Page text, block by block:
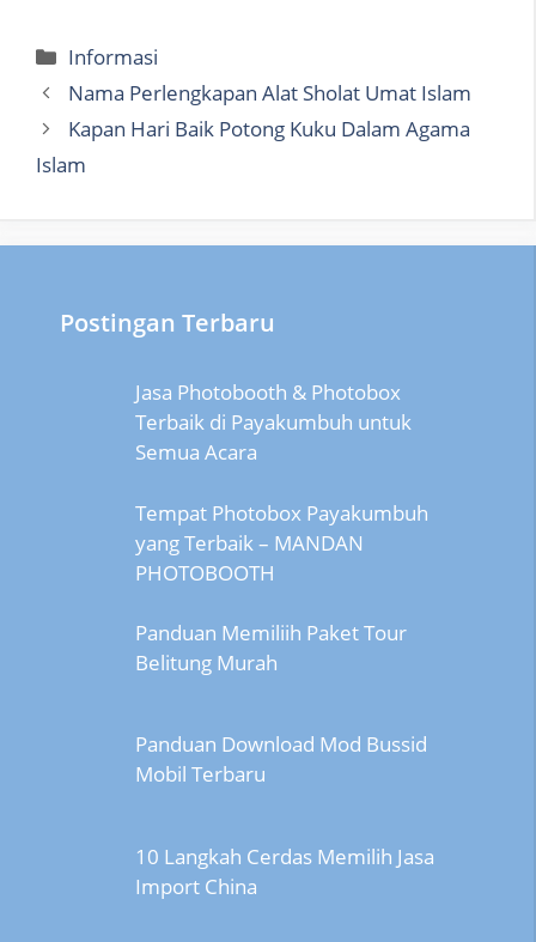
Categories
Informasi
Nama Perlengkapan Alat Sholat Umat Islam
Kapan Hari Baik Potong Kuku Dalam Agama
Islam
Postingan Terbaru
Jasa Photobooth & Photobox
Terbaik di Payakumbuh untuk
Semua Acara
Tempat Photobox Payakumbuh
yang Terbaik – MANDAN
PHOTOBOOTH
Panduan Memiliih Paket Tour
Belitung Murah
Panduan Download Mod Bussid
Mobil Terbaru
10 Langkah Cerdas Memilih Jasa
Import China